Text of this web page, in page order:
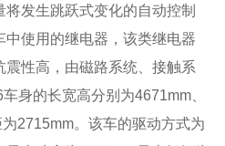
将发生跳跃式变化的自动控制
使用的继电器，该类继电器
性高，由磁路系统、接触系
身的长宽高分别为4671mm、
2715mm。该车的驱动方式为